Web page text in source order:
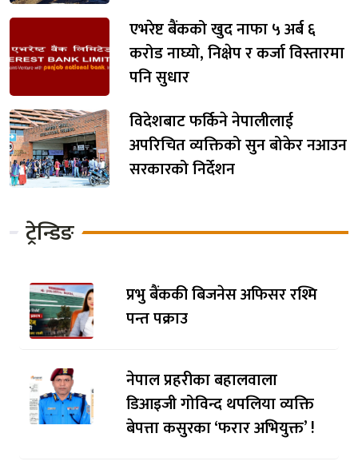
एभरेष्ट बैंकको खुद नाफा ५ अर्ब ६
करोड नाघ्यो, निक्षेप र कर्जा विस्तारमा
पनि सुधार
विदेशबाट फर्किने नेपालीलाई
अपरिचित व्यक्तिको सुन बोकेर नआउन
सरकारको निर्देशन
ट्रेन्डिङ
प्रभु बैंककी बिजनेस अफिसर रश्मि
पन्त पक्राउ
नेपाल प्रहरीका बहालवाला
डिआइजी गोविन्द थपलिया व्यक्ति
बेपत्ता कसुरका ‘फरार अभियुक्त’ !